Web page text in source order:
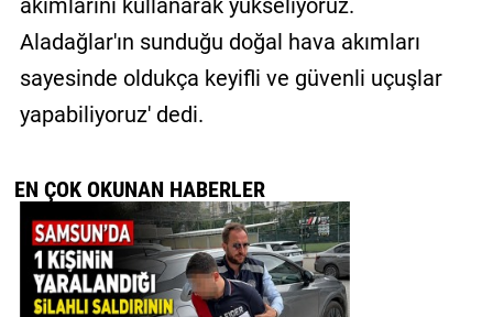
Aladağlar'ın sunduğu doğal hava akımları
sayesinde oldukça keyifli ve güvenli uçuşlar
yapabiliyoruz' dedi.
EN ÇOK OKUNAN HABERLER